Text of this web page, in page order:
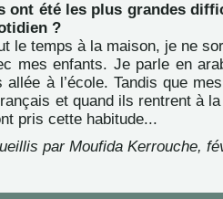
ont été les plus grandes
?
le temps à la maison, je ne
mes enfants. Je parle en
allée à l’école. Tandis que
et quand ils rentrent à
pris cette habitude...
par Moufida Kerrouche,